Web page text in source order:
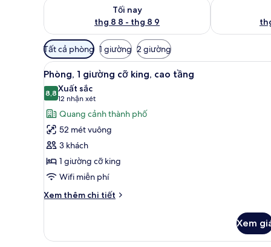
Tối nay
thg 8 8 - thg 8 9
Bộ
lọc
có
thể
dùng
để
lọc
tìm
phòng
Tất cả phòng 1 giường 2 giường
Xem
tất
cả
ảnh
Phòng,
1
giường
cỡ
king,
cao
Bộ đồ giường cao cấp, chăn
5
Phòng, 1 giường cỡ king, cao tầng
8,88,8 trên 10
Xuất sắc
12 nhận xét
(12
nhận
xét)
Quang cảnh thành phố
52 mét vuông
3 khách
1 giường cỡ king
Wifi miễn phí
Xem thêm chi tiết
Chi
Phòng,
Xem